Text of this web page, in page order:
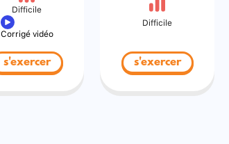
Difficile
Corrigé vidéo
s'exercer
Difficile
s'exercer